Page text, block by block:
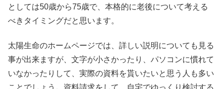
としては50歳から75歳で、本格的に老後について考える
べきタイミングだと思います。
太陽生命のホームページでは、詳しい説明についても見る
事が出来ますが、文字が小さかったり、パソコンに慣れて
いなかったりして、実際の資料を貰いたいと思う人も多い